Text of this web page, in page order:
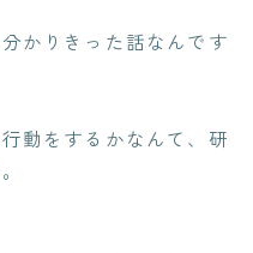
かりきった話なんです
動をするかなんて、研